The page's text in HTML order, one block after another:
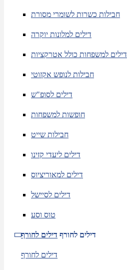
חבילות כשרות לשומרי מסורת
דילים למלונות יוקרה
דילים למשפחות כולל אטרקציות
חבילות לנופש אקזוטי
דילים לסופ"ש
חופשות למשפחות
חבילות שייט
דילים ליעדי קזינו
דילים למאוריציוס
דילים לסיישל
טוס וסע
דילים לחורף דילים לחורף
דילים לחורף